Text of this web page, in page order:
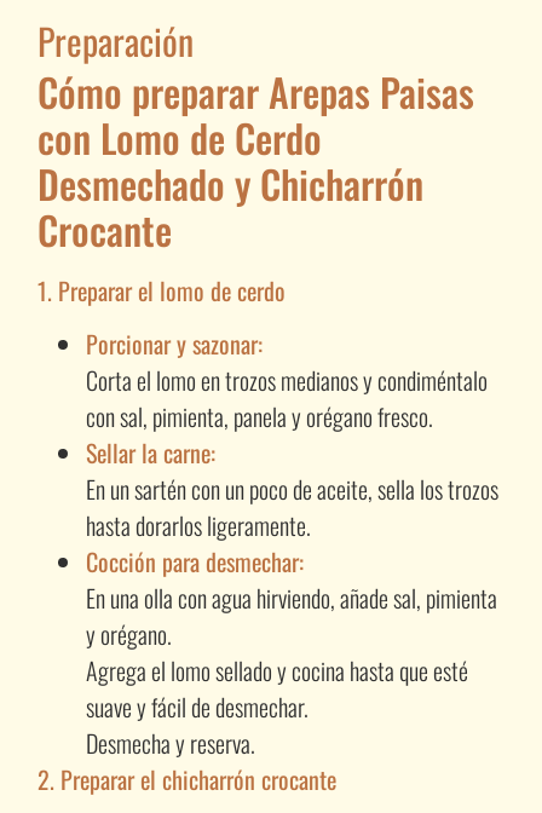
Preparación
Cómo preparar Arepas Paisas
con Lomo de Cerdo
Desmechado y Chicharrón
Crocante
1. Preparar el lomo de cerdo
Porcionar y sazonar:
Corta el lomo en trozos medianos y condiméntalo
con sal, pimienta, panela y orégano fresco.
Sellar la carne:
En un sartén con un poco de aceite, sella los trozos
hasta dorarlos ligeramente.
Cocción para desmechar:
En una olla con agua hirviendo, añade sal, pimienta
y orégano.
Agrega el lomo sellado y cocina hasta que esté
suave y fácil de desmechar.
Desmecha y reserva.
2. Preparar el chicharrón crocante